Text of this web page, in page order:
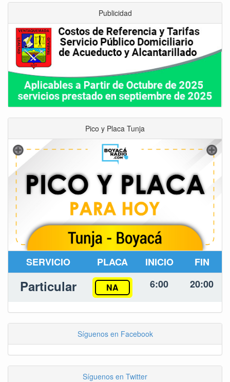
Publicidad
Pico y Placa Tunja
SERVICIO PLACA INICIO FIN
Particular NA 6:00 20:00
Síguenos en Facebook
Síguenos en Twitter